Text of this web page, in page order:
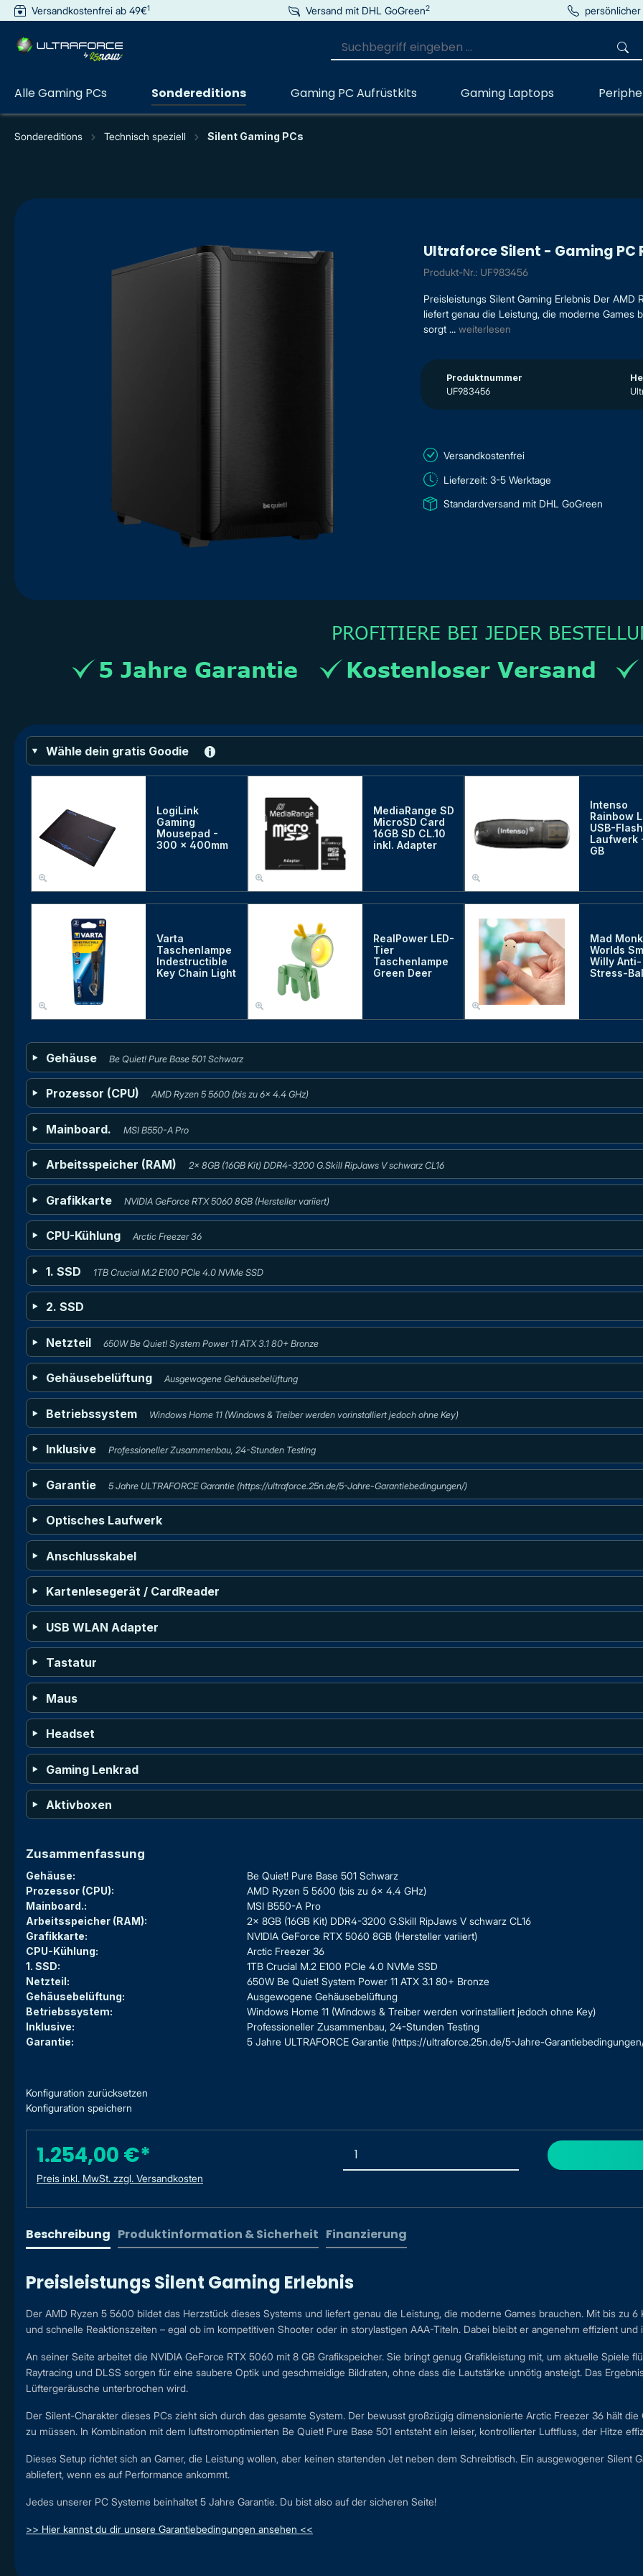
springen Zur Hauptnavigation springen
Versandkostenfrei ab 49€1 Versand mit DHL GoGreen2
Alle Gaming PCs Sondereditions Gaming PC Aufrüstkits Gaming Laptops
Sondereditions Technisch speziell Silent Gaming PCs
Ultraforce Silent - Gaming PC
Produkt-Nr.: UF983456
Preisleistungs Silent Gaming Erlebnis Der
liefert genau die Leistung, die moderne Games
sorgt ... weiterlesen
Produktnummer
UF983456
Versandkostenfrei
Lieferzeit: 3-5 Werktage
Standardversand mit DHL GoGreen
Wähle dein gratis Goodie
LogiLink
Gaming
Mousepad -
300 x 400mm
MediaRange SD
MicroSD Card
16GB SD CL.10
inkl. Adapter
Intenso
Rainbow
USB-
Laufwerk
GB
Varta
Taschenlampe
Indestructible
Key Chain Light
RealPower LED-
Tier
Taschenlampe
Green Deer
Mad
Worlds
Willy Anti-
Stress-
Gehäuse Be Quiet! Pure Base 501 Schwarz
Prozessor (CPU) AMD Ryzen 5 5600 (bis zu 6x 4.4 GHz)
Mainboard. MSI B550-A Pro
Arbeitsspeicher (RAM) 2x 8GB (16GB Kit) DDR4-3200 G.Skill RipJaws V schwarz CL16
Grafikkarte NVIDIA GeForce RTX 5060 8GB (Hersteller variiert)
CPU-Kühlung Arctic Freezer 36
1. SSD 1TB Crucial M.2 E100 PCIe 4.0 NVMe SSD
2. SSD
Netzteil 650W Be Quiet! System Power 11 ATX 3.1 80+ Bronze
Gehäusebelüftung Ausgewogene Gehäusebelüftung
Betriebssystem Windows Home 11 (Windows & Treiber werden vorinstalliert jedoch ohne Key)
Inklusive Professioneller Zusammenbau, 24-Stunden Testing
Garantie 5 Jahre ULTRAFORCE Garantie (https://ultraforce.25n.de/5-Jahre-Garantiebedingungen/)
Optisches Laufwerk
Anschlusskabel
Kartenlesegerät / CardReader
USB WLAN Adapter
Tastatur
Maus
Headset
Gaming Lenkrad
Aktivboxen
Zusammenfassung
Gehäuse:
Be Quiet! Pure Base 501 Schwarz
Prozessor (CPU):
AMD Ryzen 5 5600 (bis zu 6x 4.4 GHz)
Mainboard.:
MSI B550-A Pro
Arbeitsspeicher (RAM):
2x 8GB (16GB Kit) DDR4-3200 G.Skill RipJaws V schwarz CL16
Grafikkarte:
NVIDIA GeForce RTX 5060 8GB (Hersteller variiert)
CPU-Kühlung:
Arctic Freezer 36
1. SSD:
1TB Crucial M.2 E100 PCIe 4.0 NVMe SSD
Netzteil:
650W Be Quiet! System Power 11 ATX 3.1 80+ Bronze
Gehäusebelüftung:
Ausgewogene Gehäusebelüftung
Betriebssystem:
Windows Home 11 (Windows & Treiber werden vorinstalliert jedoch ohne Key)
Inklusive:
Professioneller Zusammenbau, 24-Stunden Testing
Garantie:
5 Jahre ULTRAFORCE Garantie (https://ultraforce.25n.de/5-Jahre-
Konfiguration zurücksetzen
Konfiguration speichern
1.254,00 €*
Preis inkl. MwSt. zzgl. Versandkosten
Beschreibung Produktinformation & Sicherheit Finanzierung
Preisleistungs Silent Gaming Erlebnis
Der AMD Ryzen 5 5600 bildet das Herzstück dieses Systems und liefert genau die Leistung, die moderne Games brauchen. Mit bis zu
und schnelle Reaktionszeiten – egal ob im kompetitiven Shooter oder in storylastigen AAA-Titeln. Dabei bleibt er angenehm effizient
An seiner Seite arbeitet die NVIDIA GeForce RTX 5060 mit 8 GB Grafikspeicher. Sie bringt genug Grafikleistung mit, um aktuelle Spiele
Raytracing und DLSS sorgen für eine saubere Optik und geschmeidige Bildraten, ohne dass die Lautstärke unnötig ansteigt. Das
Lüftergeräusche unterbrochen wird.
Der Silent-Charakter dieses PCs zieht sich durch das gesamte System. Der bewusst großzügig dimensionierte Arctic Freezer 36 hält
zu müssen. In Kombination mit dem luftstromoptimierten Be Quiet! Pure Base 501 entsteht ein leiser, kontrollierter Luftfluss, der Hitze
Dieses Setup richtet sich an Gamer, die Leistung wollen, aber keinen startenden Jet neben dem Schreibtisch. Ein ausgewogener Silent
abliefert, wenn es auf Performance ankommt.
Jedes unserer PC Systeme beinhaltet 5 Jahre Garantie. Du bist also auf der sicheren Seite!
>> Hier kannst du dir unsere Garantiebedingungen ansehen <<